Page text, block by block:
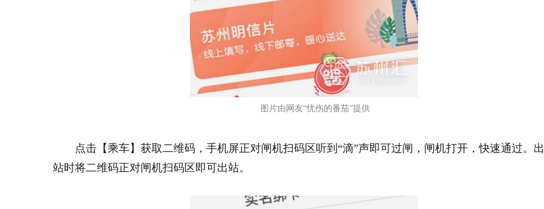
图片由网友“忧伤的番茄”提供
点击【乘车】获取二维码，手机屏正对闸机扫码区听到“滴”声即可过闸，闸机打开，快速通过。出
站时将二维码正对闸机扫码区即可出站。